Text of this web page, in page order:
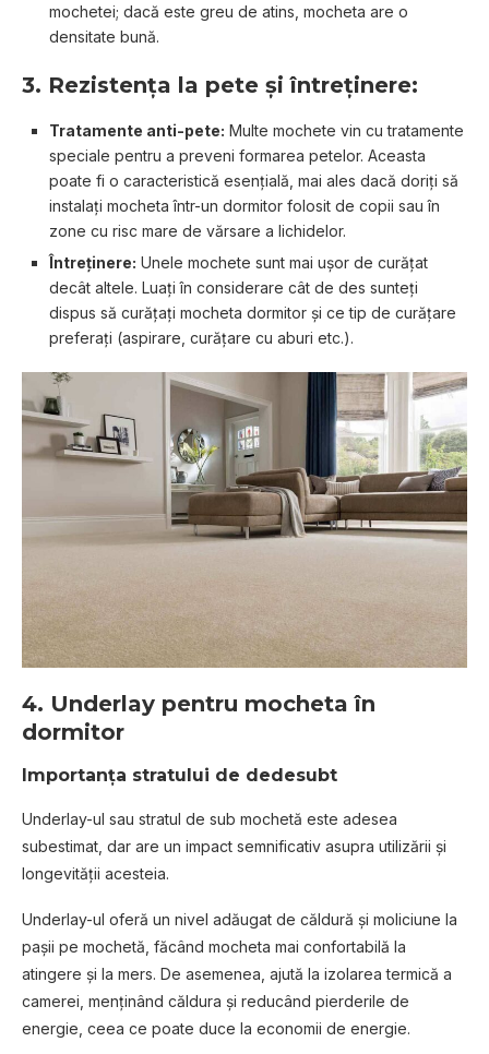
mochetei; dacă este greu de atins, mocheta are o
densitate bună.
3. Rezistența la pete și întreținere:
Tratamente anti-pete: Multe mochete vin cu tratamente
speciale pentru a preveni formarea petelor. Aceasta
poate fi o caracteristică esențială, mai ales dacă doriți să
instalați mocheta într-un dormitor folosit de copii sau în
zone cu risc mare de vărsare a lichidelor.
Întreținere: Unele mochete sunt mai ușor de curățat
decât altele. Luați în considerare cât de des sunteți
dispus să curățați mocheta dormitor și ce tip de curățare
preferați (aspirare, curățare cu aburi etc.).
4. Underlay pentru mocheta în
dormitor
Importanța stratului de dedesubt
Underlay-ul sau stratul de sub mochetă este adesea
subestimat, dar are un impact semnificativ asupra utilizării și
longevității acesteia.
Underlay-ul oferă un nivel adăugat de căldură și moliciune la
pașii pe mochetă, făcând mocheta mai confortabilă la
atingere și la mers. De asemenea, ajută la izolarea termică a
camerei, menținând căldura și reducând pierderile de
energie, ceea ce poate duce la economii de energie.